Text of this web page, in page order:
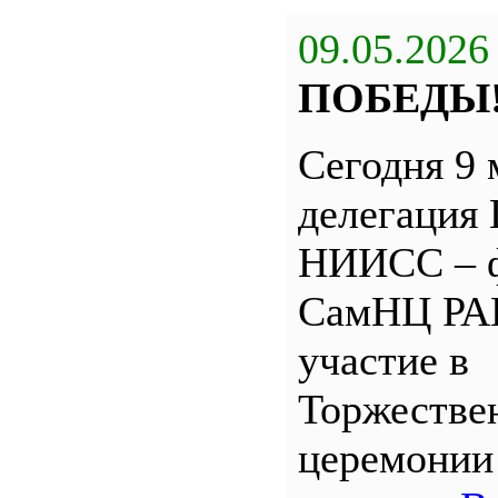
09.05.2026
Сегодня 9
НИИСС –
СамНЦ
участие в